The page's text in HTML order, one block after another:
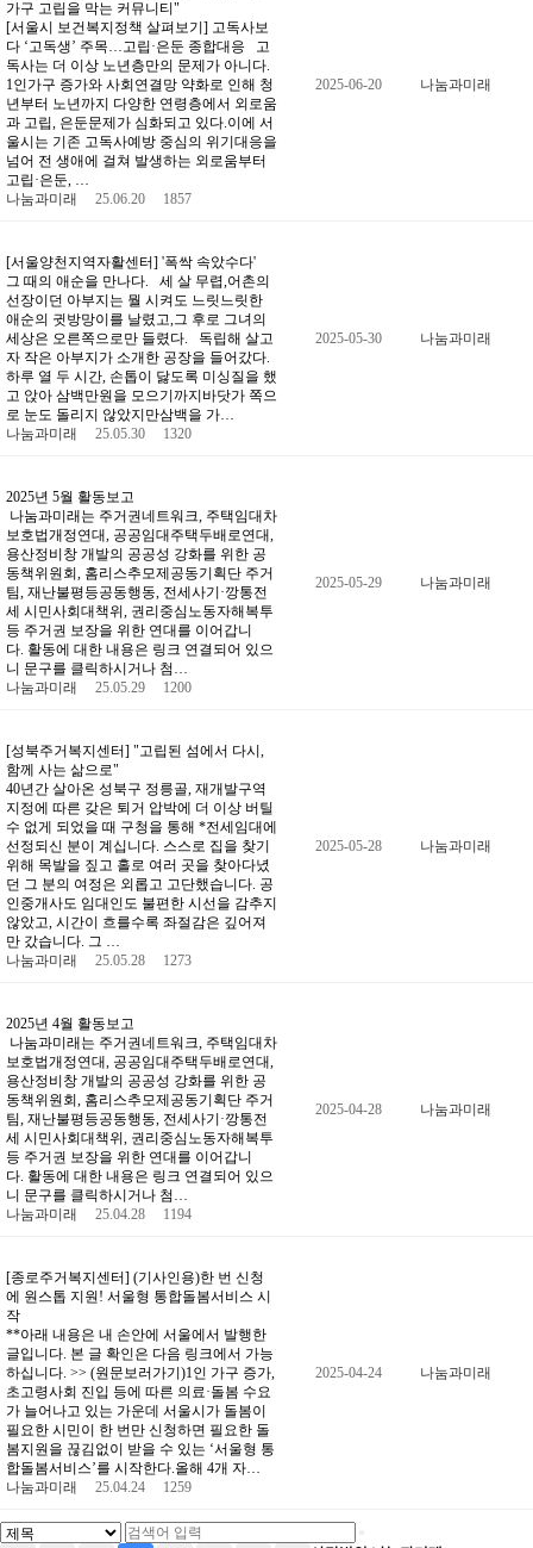
가구 고립을 막는 커뮤니티"
[서울시 보건복지정책 살펴보기] 고독사보
다 ‘고독생’ 주목…고립·은둔 종합대응 고
독사는 더 이상 노년층만의 문제가 아니다.
1인가구 증가와 사회연결망 약화로 인해 청
년부터 노년까지 다양한 연령층에서 외로움
과 고립, 은둔문제가 심화되고 있다.이에 서
울시는 기존 고독사예방 중심의 위기대응을
넘어 전 생애에 걸쳐 발생하는 외로움부터
고립·은둔, …
나눔과미래
25.06.20 1857
2025-06-20 나눔과미래
[서울양천지역자활센터] '폭싹 속았수다'
그 때의 애순을 만나다. 세 살 무렵,어촌의
선장이던 아부지는 뭘 시켜도 느릿느릿한
애순의 귓방망이를 날렸고,그 후로 그녀의
세상은 오른쪽으로만 들렸다. 독립해 살고
자 작은 아부지가 소개한 공장을 들어갔다.
하루 열 두 시간, 손톱이 닳도록 미싱질을 했
고 앉아 삼백만원을 모으기까지바닷가 쪽으
로 눈도 돌리지 않았지만삼백을 가…
나눔과미래
25.05.30 1320
2025-05-30 나눔과미래
2025년 5월 활동보고
나눔과미래는 주거권네트워크, 주택임대차
보호법개정연대, 공공임대주택두배로연대,
용산정비창 개발의 공공성 강화를 위한 공
동책위원회, 홈리스추모제공동기획단 주거
팀, 재난불평등공동행동, 전세사기·깡통전
세 시민사회대책위, 권리중심노동자해복투
등 주거권 보장을 위한 연대를 이어갑니
다. 활동에 대한 내용은 링크 연결되어 있으
니 문구를 클릭하시거나 첨…
나눔과미래
25.05.29 1200
2025-05-29 나눔과미래
[성북주거복지센터] "고립된 섬에서 다시,
함께 사는 삶으로"
40년간 살아온 성북구 정릉골, 재개발구역
지정에 따른 갖은 퇴거 압박에 더 이상 버틸
수 없게 되었을 때 구청을 통해 *전세임대에
선정되신 분이 계십니다. 스스로 집을 찾기
위해 목발을 짚고 홀로 여러 곳을 찾아다녔
던 그 분의 여정은 외롭고 고단했습니다. 공
인중개사도 임대인도 불편한 시선을 감추지
않았고, 시간이 흐를수록 좌절감은 깊어져
만 갔습니다. 그 …
나눔과미래
25.05.28 1273
2025-05-28 나눔과미래
2025년 4월 활동보고
나눔과미래는 주거권네트워크, 주택임대차
보호법개정연대, 공공임대주택두배로연대,
용산정비창 개발의 공공성 강화를 위한 공
동책위원회, 홈리스추모제공동기획단 주거
팀, 재난불평등공동행동, 전세사기·깡통전
세 시민사회대책위, 권리중심노동자해복투
등 주거권 보장을 위한 연대를 이어갑니
다. 활동에 대한 내용은 링크 연결되어 있으
니 문구를 클릭하시거나 첨…
나눔과미래
25.04.28 1194
2025-04-28 나눔과미래
[종로주거복지센터] (기사인용)한 번 신청
에 원스톱 지원! 서울형 통합돌봄서비스 시
작
**아래 내용은 내 손안에 서울에서 발행한
글입니다. 본 글 확인은 다음 링크에서 가능
하십니다. >> (원문보러가기)1인 가구 증가,
초고령사회 진입 등에 따른 의료·돌봄 수요
가 늘어나고 있는 가운데 서울시가 돌봄이
필요한 시민이 한 번만 신청하면 필요한 돌
봄지원을 끊김없이 받을 수 있는 ‘서울형 통
합돌봄서비스’를 시작한다.올해 4개 자…
나눔과미래
25.04.24 1259
2025-04-24 나눔과미래